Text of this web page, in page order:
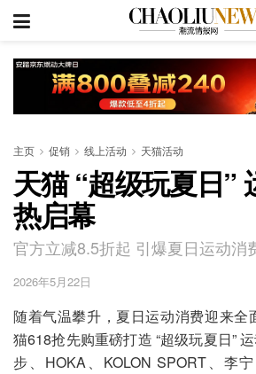
主页 促销 线上活动 天猫活动
天猫 “超级玩夏日”
热启幕
官方立减8.5折起 引爆夏日运动消
2026年5月22日
随着气温攀升，夏日运动消费迎来全
猫618抢先购重磅打造 “超级玩夏日”
步、HOKA、KOLON SPORT、李